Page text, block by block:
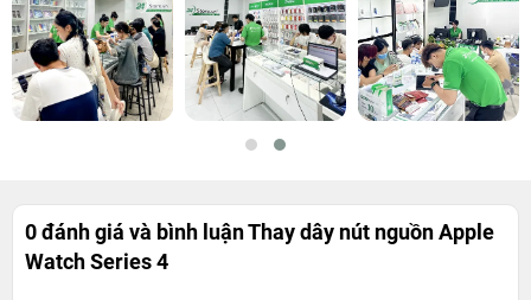
0 đánh giá và bình luậnThay dây nút nguồn Apple
Watch Series 4